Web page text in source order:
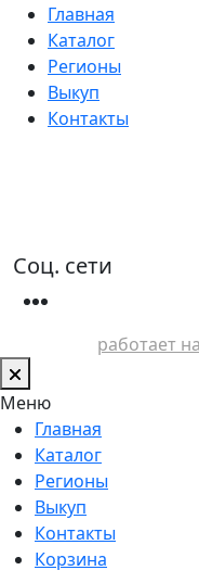
Главная
Каталог
Регионы
Выкуп
Контакты
Соц. сети
работает
Меню
Главная
Каталог
Регионы
Выкуп
Контакты
Корзина